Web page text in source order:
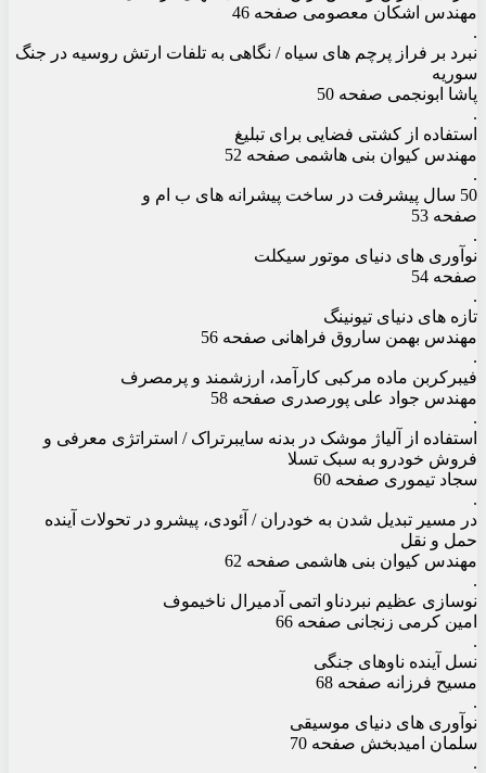
مهندس اشکان معصومی صفحه 46
.
نبرد بر فراز پرچم های سیاه / نگاهی به تلفات ارتش روسیه در جنگ
سوریه
پاشا ابونجمی صفحه 50
.
استفاده از کشتی فضایی برای تبلیغ
مهندس کیوان بنی هاشمی صفحه 52
.
50 سال پیشرفت در ساخت پیشرانه های ب ام و
صفحه 53
.
نوآوری های دنیای موتور سیکلت
صفحه 54
.
تازه های دنیای تیونینگ
مهندس بهمن ساروق فراهانی صفحه 56
.
فیبرکربن ماده مرکبی کارآمد، ارزشمند و پرمصرف
مهندس جواد علی پورصدری صفحه 58
.
استفاده از آلیاژ موشک در بدنه سایبرتراک / استراتژی معرفی و
فروش خودرو به سبک تسلا
سجاد تیموری صفحه 60
.
در مسیر تبدیل شدن به خودران / آئودی، پیشرو در تحولات آینده
حمل و نقل
مهندس کیوان بنی هاشمی صفحه 62
.
نوسازی عظیم نبردناو اتمی آدمیرال ناخیموف
امین کرمی زنجانی صفحه 66
.
نسل آینده ناوهای جنگی
مسیح فرزانه صفحه 68
.
نوآوری های دنیای موسیقی
سلمان امیدبخش صفحه 70
.